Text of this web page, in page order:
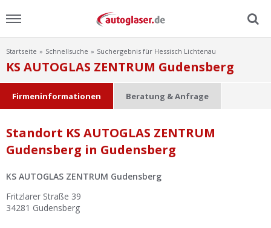
Menu
Home
Ratgeber
Scheibensuche
FAQ
Startseite Schnellsuche Suchergebnis für Hessisch Lichtenau
KS AUTOGLAS ZENTRUM Gudensberg
Firmeninformationen Beratung & Anfrage
Standort KS AUTOGLAS ZENTRUM
Gudensberg in Gudensberg
KS AUTOGLAS ZENTRUM Gudensberg
Fritzlarer Straße 39
34281 Gudensberg